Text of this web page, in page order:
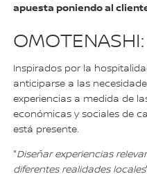
apuesta poniendo al
Inspirados por la
anticiparse a las
experiencias a medida de
económicas y sociales de
está presente.
"Diseñar experiencias
diferentes realidades locales